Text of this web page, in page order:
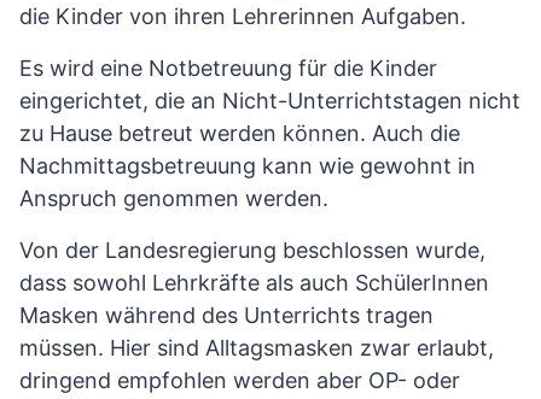
die Kinder von ihren Lehrerinnen Aufgaben.
Es wird eine Notbetreuung für die Kinder
eingerichtet, die an Nicht-Unterrichtstagen nicht
zu Hause betreut werden können. Auch die
Nachmittagsbetreuung kann wie gewohnt in
Anspruch genommen werden.
Von der Landesregierung beschlossen wurde,
dass sowohl Lehrkräfte als auch SchülerInnen
Masken während des Unterrichts tragen
müssen. Hier sind Alltagsmasken zwar erlaubt,
dringend empfohlen werden aber OP- oder